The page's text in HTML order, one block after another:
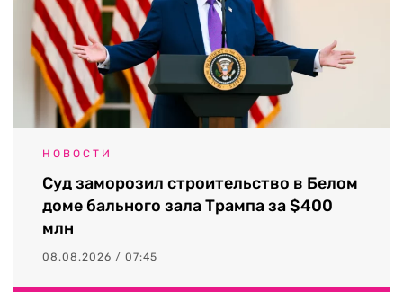
НОВОСТИ
Суд заморозил строительство в Белом
доме бального зала Трампа за $400
млн
08.08.2026 / 07:45